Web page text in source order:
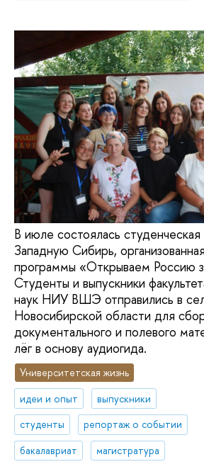
В июле состоялась
Западную Сибирь,
программы «Открываем Россию
Студенты и выпускники
наук НИУ ВШЭ отправились в
Новосибирской области для
документального и полевого
лёг в основу аудиогида.
Университетская жизнь
идеи и опыт
выпускники
студенты
репортаж о событии
бакалавриат
магистратура